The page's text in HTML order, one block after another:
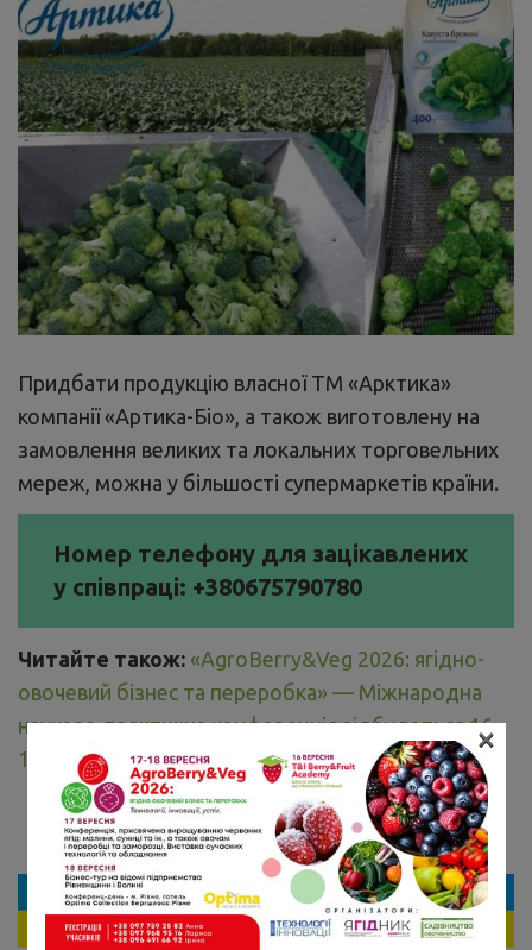
Придбати продукцію власної ТМ «Арктика»
компанії «Артика-Біо», а також виготовлену на
замовлення великих та локальних торговельних
мереж, можна у більшості супермаркетів країни.
Номер телефону для зацікавлених
у співпраці: +380675790780
Читайте також: «AgroBerry&Veg 2026: ягідно-
овочевий бізнес та переробка» — Міжнародна
науково-практична конференція відбудеться 16–
18 вересня в Рівному
×